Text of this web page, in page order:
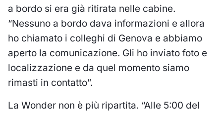
a bordo si era già ritirata nelle cabine.
“Nessuno a bordo dava informazioni e allora
ho chiamato i colleghi di Genova e abbiamo
aperto la comunicazione. Gli ho inviato foto e
localizzazione e da quel momento siamo
rimasti in contatto”.
La Wonder non è più ripartita. “Alle 5:00 del